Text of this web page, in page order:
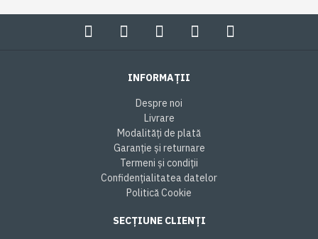
INFORMAȚII
Despre noi
Livrare
Modalități de plată
Garanție și returnare
Termeni și condiții
Confidențialitatea datelor
Politică Cookie
SECȚIUNE CLIENȚI